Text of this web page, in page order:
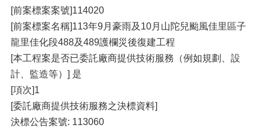
[前案標案案號]114020
[前案標案名稱]113年9月豪雨及10月山陀兒颱風佳里區子
龍里佳化段488及489護欄災後復建工程
[本工程案是否已委託廠商提供技術服務（例如規劃、設
計、監造等）] 是
[項次]1
[委託廠商提供技術服務之決標資料]
決標公告案號: 113060